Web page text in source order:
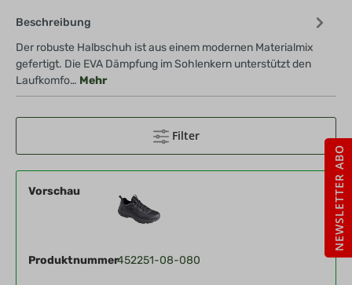
Beschreibung
Der robuste Halbschuh ist aus einem modernen Materialmix
gefertigt. Die EVA Dämpfung im Sohlenkern unterstützt den
Laufkomfo… Mehr
Filter
Vorschau
Produktnummer452251-08-080
NEWSLETTER ABO